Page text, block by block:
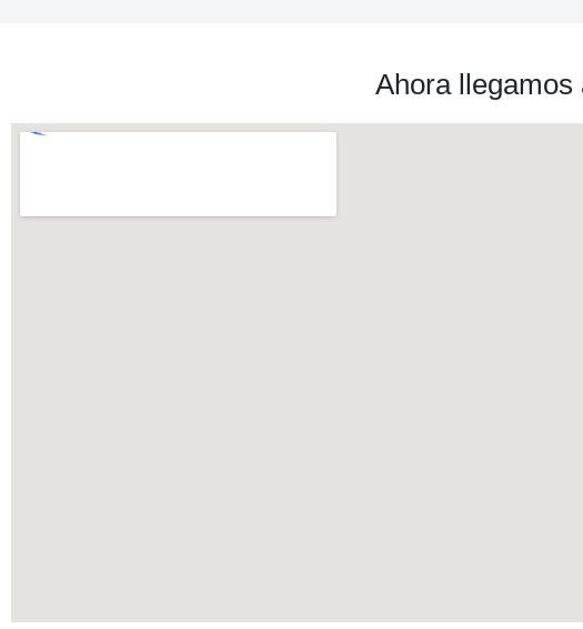
Ahora llegamos